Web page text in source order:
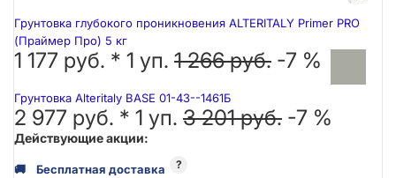
Грунтовка глубокого проникновения ALTERITALY Primer PRO
(Праймер Про) 5 кг
1 177 руб. * 1 уп. 1 266 руб. -7 %
Грунтовка Alteritaly BASE 01-43--1461Б
2 977 руб. * 1 уп. 3 201 руб. -7 %
Действующие акции:
🚚 Бесплатная доставка ?